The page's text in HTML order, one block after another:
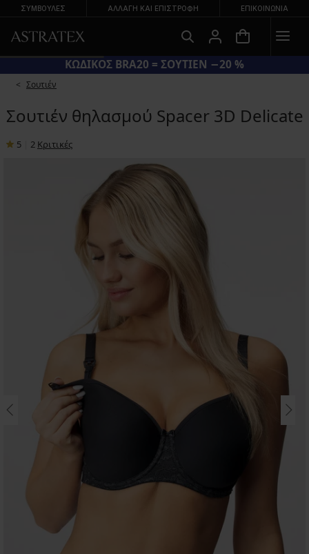
ΣΥΜΒΟΥΛΕΣ ΑΛΛΑΓΉ ΚΑΙ ΕΠΙΣΤΡΟΦΉ ΕΠΙΚΟΙΝΩΝΊΑ
ΚΩΔΙΚΟΣ BRA20 = ΣΟΥΤΙΕΝ −20 %
Σουτιέν
Σουτιέν θηλασμού Spacer 3D Delicate
5 2 Κριτικές